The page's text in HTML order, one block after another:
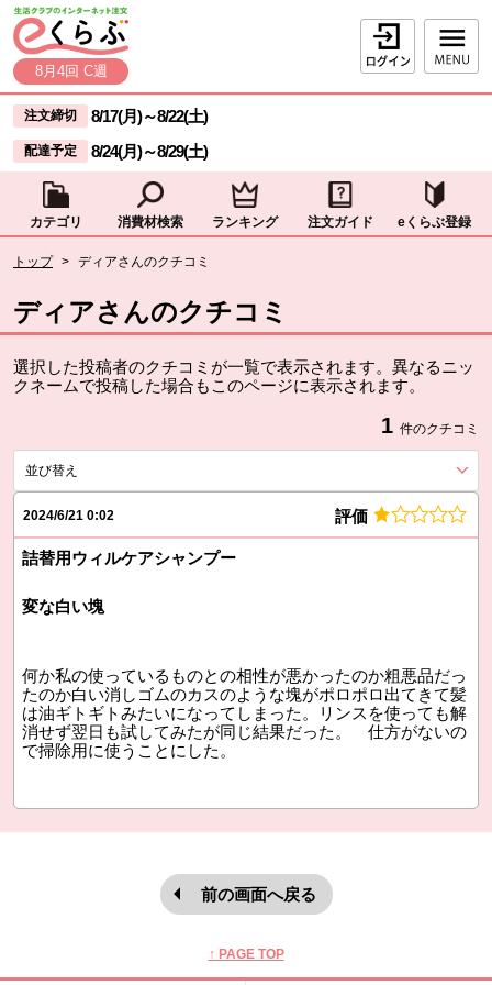
ページの先頭です。
本文へジャンプする。
8月4回 C週
ログイン
ここからサイト内共通メニューです。
サイト内共通メニューをスキップする
注文締切 8/17(月)～8/22(土)
配達予定 8/24(月)～8/29(土)
カテゴリ 消費材検索 ランキング 注文ガイド eくらぶ登録
トップ > ディアさんのクチコミ
ディアさんのクチコミ
選択した投稿者のクチコミが一覧で表示されます。異なるニッ
クネームで投稿した場合もこのページに表示されます。
1 件のクチコミ
並び替え
2024/6/21 0:02 評価
詰替用ウィルケアシャンプー
変な白い塊
何か私の使っているものとの相性が悪かったのか粗悪品だっ
たのか白い消しゴムのカスのような塊がポロポロ出てきて髪
は油ギトギトみたいになってしまった。リンスを使っても解
消せず翌日も試してみたが同じ結果だった。 仕方がないの
で掃除用に使うことにした。
前の画面へ戻る
↑ PAGE TOP